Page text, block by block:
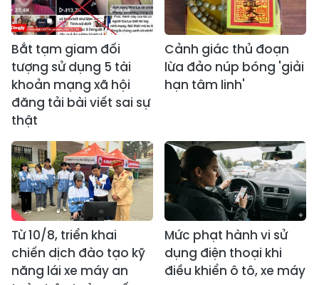
Bắt tạm giam đối
tượng sử dụng 5 tài
khoản mạng xã hội
đăng tải bài viết sai sự
thật
Cảnh giác thủ đoạn
lừa đảo núp bóng 'giải
hạn tâm linh'
Từ 10/8, triển khai
chiến dịch đào tạo kỹ
năng lái xe máy an
Mức phạt hành vi sử
dụng điện thoại khi
điều khiển ô tô, xe máy